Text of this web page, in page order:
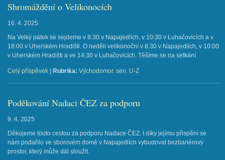
Shromáždění o Velikonocích
16. 4. 2025
Na Velký pátek se sejdeme v 8:30 v Napajedlích, v 10:30 v Luhačovicích a v
18:00 v Uherském Hradišti. O neděli velikonoční v 8:30 v Napajedlích, v 10:00
v Uherském Hradišti a ve 14:30 v Luhačovicích. Těšíme se na setkání
Celý příspěvek Rubrika: Východomor. sen. U-Z
Poděkování Nadaci ČEZ za podporu
9. 4. 2025
Děkujeme touto cestou za podporu Nadace ČEZ. I díky jejímu přispění se
nám podařilo ve sborovém domě v Napajedlích vybudovat bezbariérový
prostor, který může dál sloužit.